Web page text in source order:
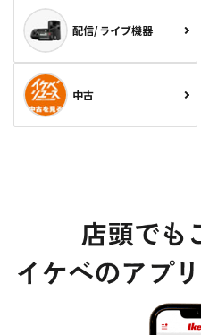
配信/ライブ機器
中古